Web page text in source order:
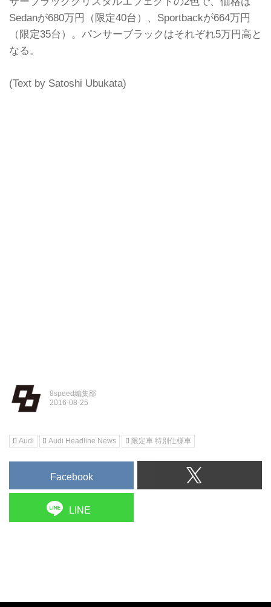
Sedanが680万円（限定40台）、Sportbackが664万円
（限定35台）。パンサーブラックはそれぞれ5万円高と
なる。
(Text by Satoshi Ubukata)
8speed編集部
Audi Audi Headline News 限定車 特別仕様車
Facebook
LINE